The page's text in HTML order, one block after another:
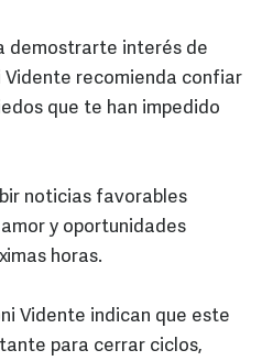
demostrarte interés de
recomienda confiar
que te han impedido
noticias favorables
y oportunidades
horas.
Vidente indican que este
para cerrar ciclos,